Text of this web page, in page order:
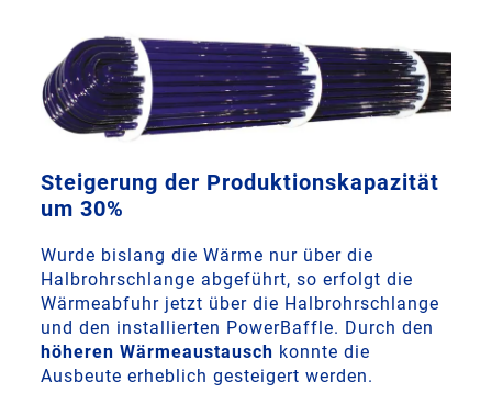
Steigerung der Produktionskapazität
um 30%
Wurde bislang die Wärme nur über die
Halbrohrschlange abgeführt, so erfolgt die
Wärmeabfuhr jetzt über die Halbrohrschlange
und den installierten PowerBaffle. Durch den
höheren Wärmeaustausch konnte die
Ausbeute erheblich gesteigert werden.